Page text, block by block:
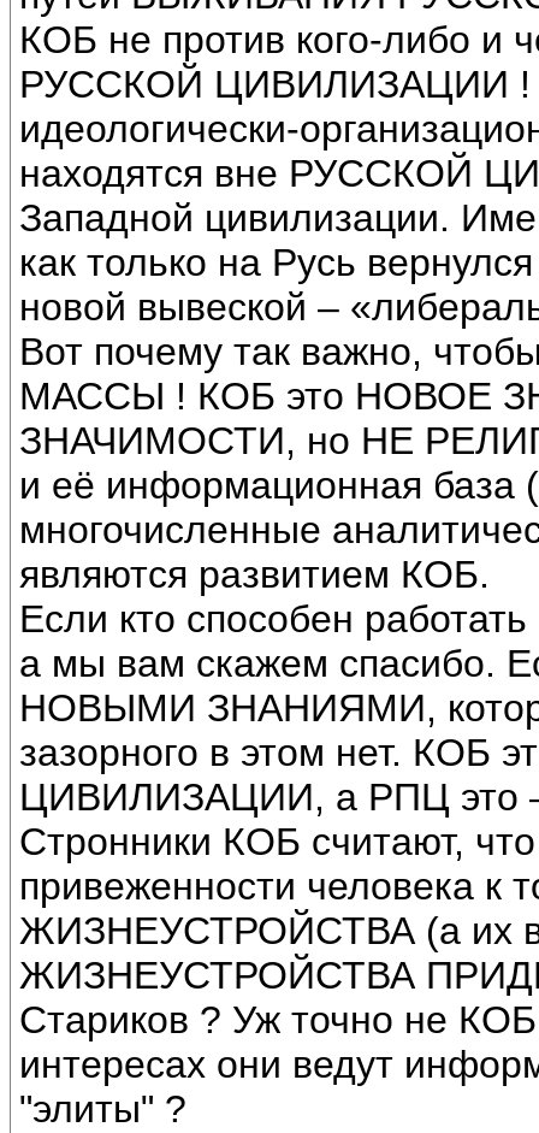
КОБ не против кого-либо
РУССКОЙ ЦИВИЛИЗАЦИИ !
идеологически-
находятся вне РУССКОЙ
Западной цивилизации.
как только на Русь
новой вывеской –
Вот почему так важно,
МАССЫ ! КОБ это НОВОЕ
ЗНАЧИМОСТИ, но НЕ
и её информационная база
многочисленные
являются развитием КОБ.
Если кто способен
а мы вам скажем спасибо.
НОВЫМИ ЗНАНИЯМИ,
зазорного в этом нет.
ЦИВИЛИЗАЦИИ, а РПЦ это –
Стронники КОБ считают,
привеженности человека
ЖИЗНЕУСТРОЙСТВА (а их
ЖИЗНЕУСТРОЙСТВА
Стариков ? Уж точно не
интересах они ведут
"элиты" ?